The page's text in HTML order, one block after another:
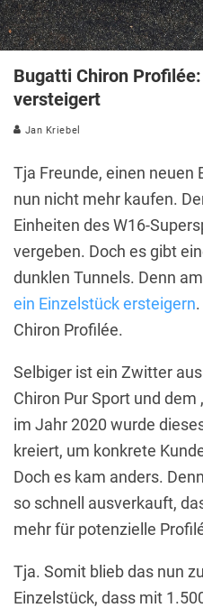
Bugatti Chiron
versteigert
Jan Kriebel
Tja Freunde, einen neuen
nun nicht mehr kaufen.
Einheiten des W16-
vergeben. Doch es gibt
dunklen Tunnels. Denn
ein Einzelstück ersteigern
Chiron Profilée.
Selbiger ist ein Zwitter
Chiron Pur Sport und dem
im Jahr 2020 wurde
kreiert, um konkrete
Doch es kam anders.
so schnell ausverkauft,
mehr für potenzielle
Tja. Somit blieb das nun
Einzelstück, dass mit